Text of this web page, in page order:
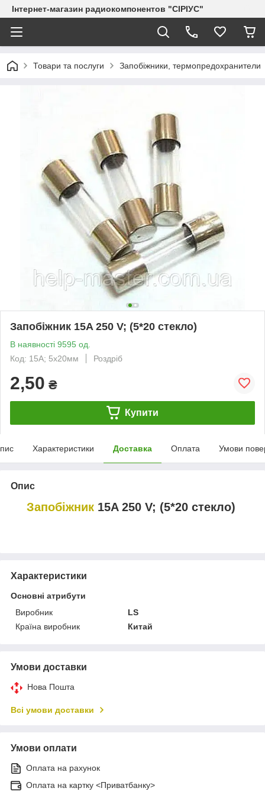
Інтернет-магазин радиокомпонентов "СІРІУС"
Товари та послуги Запобіжники, термопредохранители
Запобіжник 15A 250 V; (5*20 стекло)
В наявності 9595 од.
Код: 15А; 5х20мм
Роздріб
2,50 ₴
Купити
Характеристики Доставка Оплата Умови
Опис
Запобіжник15A 250 V; (5*20 стекло)
Характеристики
Основні атрибути
Виробник
LS
Країна виробник
Китай
Умови доставки
Нова Пошта
Всі умови доставки
Умови оплати
Оплата на рахунок
Оплата на картку <Приватбанку>